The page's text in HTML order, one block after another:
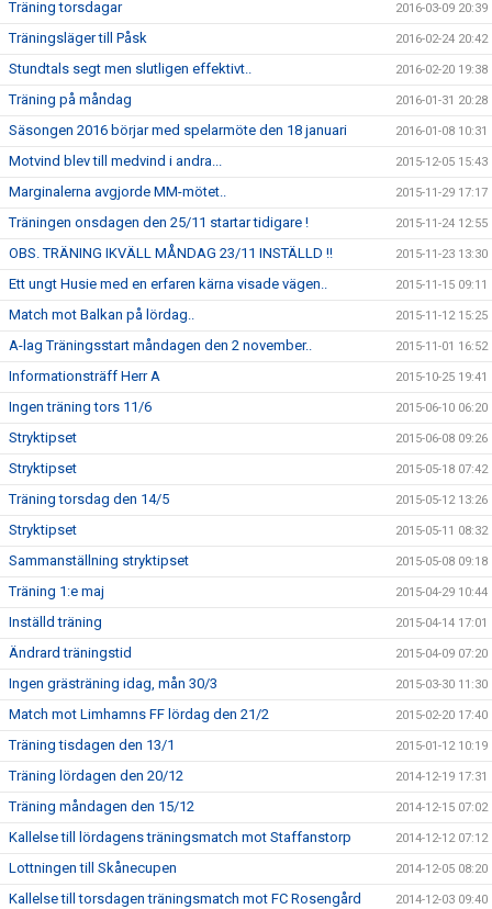
Träning torsdagar 2016-03-09 20:39
Träningsläger till Påsk 2016-02-24 20:42
Stundtals segt men slutligen effektivt.. 2016-02-20 19:38
Träning på måndag 2016-01-31 20:28
Säsongen 2016 börjar med spelarmöte den 18 januari 2016-01-08 10:31
Motvind blev till medvind i andra... 2015-12-05 15:43
Marginalerna avgjorde MM-mötet.. 2015-11-29 17:17
Träningen onsdagen den 25/11 startar tidigare ! 2015-11-24 12:55
OBS. TRÄNING IKVÄLL MÅNDAG 23/11 INSTÄLLD !! 2015-11-23 13:30
Ett ungt Husie med en erfaren kärna visade vägen.. 2015-11-15 09:11
Match mot Balkan på lördag.. 2015-11-12 15:25
A-lag Träningsstart måndagen den 2 november.. 2015-11-01 16:52
Informationsträff Herr A 2015-10-25 19:41
Ingen träning tors 11/6 2015-06-10 06:20
Stryktipset 2015-06-08 09:26
Stryktipset 2015-05-18 07:42
Träning torsdag den 14/5 2015-05-12 13:26
Stryktipset 2015-05-11 08:32
Sammanställning stryktipset 2015-05-08 09:18
Träning 1:e maj 2015-04-29 10:44
Inställd träning 2015-04-14 17:01
Ändrard träningstid 2015-04-09 07:20
Ingen grästräning idag, mån 30/3 2015-03-30 11:30
Match mot Limhamns FF lördag den 21/2 2015-02-20 17:40
Träning tisdagen den 13/1 2015-01-12 10:19
Träning lördagen den 20/12 2014-12-19 17:31
Träning måndagen den 15/12 2014-12-15 07:02
Kallelse till lördagens träningsmatch mot Staffanstorp 2014-12-12 07:12
Lottningen till Skånecupen 2014-12-05 08:20
Kallelse till torsdagen träningsmatch mot FC Rosengård 2014-12-03 09:40